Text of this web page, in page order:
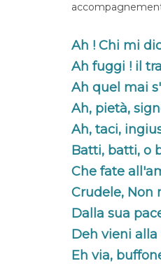
Ah ! Chi mi
Ah fuggi ! il
Ah quel mai
Ah, pietà,
Ah, taci,
Batti, batti, o
Che fate
Crudele, Non
Dalla sua
Deh vieni alla
Eh via,